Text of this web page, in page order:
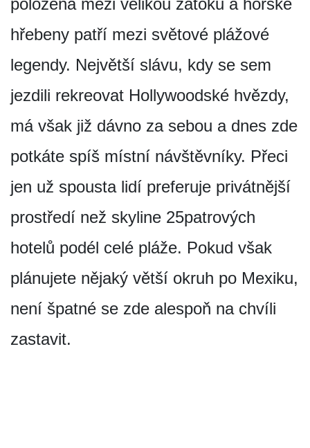
položená mezi velikou zátoku a horské
hřebeny patří mezi světové plážové
legendy. Největší slávu, kdy se sem
jezdili rekreovat Hollywoodské hvězdy,
má však již dávno za sebou a dnes zde
potkáte spíš místní návštěvníky. Přeci
jen už spousta lidí preferuje privátnější
prostředí než skyline 25patrových
hotelů podél celé pláže. Pokud však
plánujete nějaký větší okruh po Mexiku,
není špatné se zde alespoň na chvíli
zastavit.